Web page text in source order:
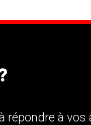
répondre à vos